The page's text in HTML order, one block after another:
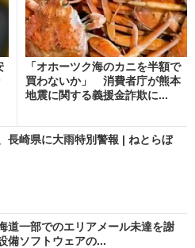
「オホーツク海のカニを半額で
買わないか」 消費者庁が熊本
地震に関する義援金詐欺に...
長崎県に大雨特別警報 | ねとらぼ
道一部でのエリアメール未達を謝
ソフトウェアの...